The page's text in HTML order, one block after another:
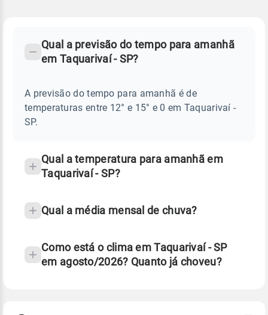
TAQUARIVAÍ
Perguntas
sobre
chuva
Qual a previsão do tempo para amanhã
em Taquarivaí - SP?
A previsão do tempo para amanhã é de
temperaturas entre 12° e 15° e 0 em Taquarivaí -
SP.
Qual a temperatura para amanhã em
Taquarivaí - SP?
Qual a média mensal de chuva?
Como está o clima em Taquarivaí - SP
em agosto/2026? Quanto já choveu?